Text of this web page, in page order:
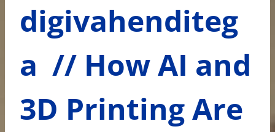
digivahenditeg
a // How AI and
3D Printing Are